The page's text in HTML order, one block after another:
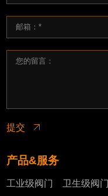
提交
产品&服务
工业级阀门 卫生级阀门